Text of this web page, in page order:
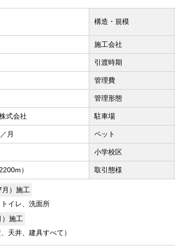
構造・規模
施工会社
引渡時期
管理費
管理形態
式会社 駐車場
月 ペット
小学校区
） 取引態様
）施工
イレ、洗面所
）施工
天井、建具すべて）